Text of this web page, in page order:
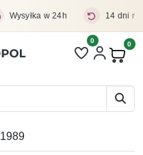
Wysyłka w 24h 14 dni
Liczba pozycji
0 0
1989